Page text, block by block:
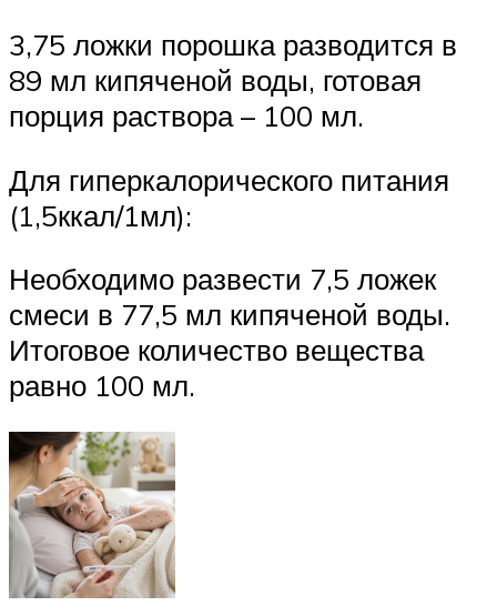
3,75 ложки порошка разводится в
89 мл кипяченой воды, готовая
порция раствора – 100 мл.
Для гиперкалорического питания
(1,5ккал/1мл):
Необходимо развести 7,5 ложек
смеси в 77,5 мл кипяченой воды.
Итоговое количество вещества
равно 100 мл.